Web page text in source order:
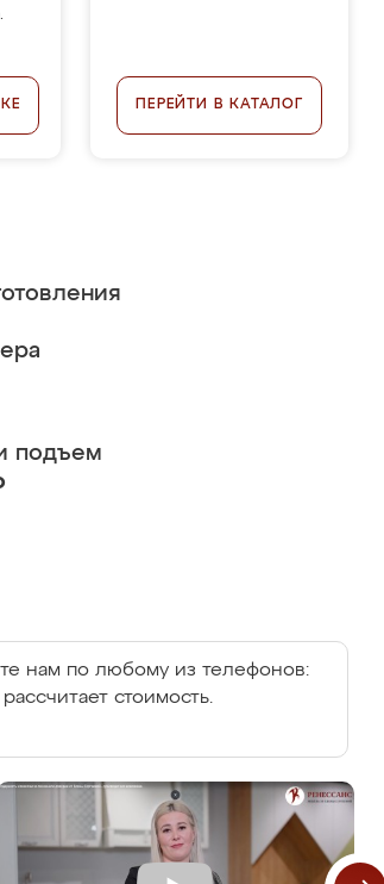
ПЕРЕЙТИ В КАТАЛОГ
подъем
нам по любому из телефонов:
стоимость.